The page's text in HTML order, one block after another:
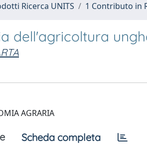
Ricerca UNITS 1 Contributo in
dell'agricoltura
AGRARIA
Scheda completa